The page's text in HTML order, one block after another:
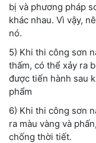
bị và phương pháp
khác nhau. Vì vậy,
nó.
5) Khi thi công sơn
thấm, có thể xảy ra
được tiến hành sau
phẩm
6) Khi thi công sơn
ra màu vàng và
chống thời tiết.